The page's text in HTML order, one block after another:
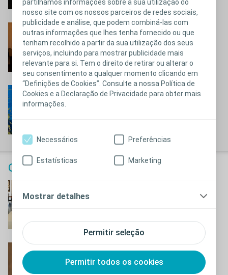
partilhamos informações sobre a sua utilização do
nosso site com os nossos parceiros de redes sociais,
publicidade e análise, que podem combiná-las com
outras informações que lhes tenha fornecido ou que
tenham recolhido a partir da sua utilização dos seus
serviços, incluindo para mostrar publicidade mais
relevante para si. Tem o direito de retirar ou alterar o
seu consentimento a qualquer momento clicando em
“Definições de Cookies”. Consulte a nossa Política de
Cookies e a Declaração de Privacidade para obter mais
informações.
Permitir seleção
Permitir todos os cookies
Necessários Preferências
Estatísticas Marketing
Mostrar detalhes
Cândido
Conheça a história do Cândido
Paula
Calendário Coloplast 2024
Maria Odete
Conheça a história da Maria Odete